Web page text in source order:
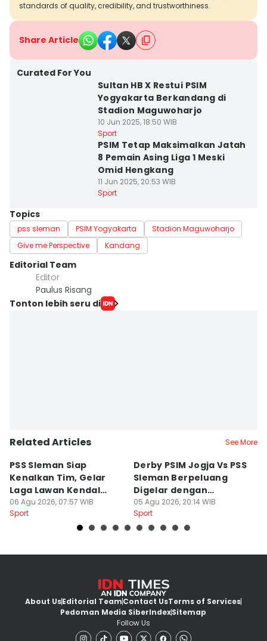
standards of quality, credibility, and trustworthiness.
Share Article
Curated For You
Sultan HB X Restui PSIM
Yogyakarta Berkandang di
Stadion Maguwoharjo
10 Jun 2025, 18:50 WIB
Sport
PSIM Tetap Maksimalkan Jatah
8 Pemain Asing Liga 1 Meski
Omid Hengkang
11 Jun 2025, 20:53 WIB
Sport
Topics
pss sleman PSIM Yogyakarta
Stadion Maguwoharjo
Give me Perspective
Kandang
Editorial Team
Editor
Paulus Risang
Tonton lebih seru di
Related Articles See More
PSS Sleman Siap
Kenalkan Tim, Gelar
Laga Lawan Kendal
Tornado FC
06 Agu 2026, 07:57 WIB
Sport
Derby PSIM Jogja Vs PSS
Sleman Berpeluang
Digelar dengan
Penonton
05 Agu 2026, 20:14 WIB
Sport
About UsEditorial TeamContact UsTerms of Services
Pedoman Media SiberIndexSitemap
Follow Us